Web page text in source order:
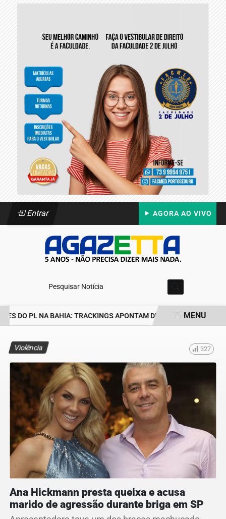
Entrar AGORA AO VIVO
Pesquisar Notícia
DO PL NA BAHIA: TRACKINGS APONTAM DRA. RAISSA SOARES E
MENU
Violência 327
Ana Hickmann presta queixa e acusa
marido de agressão durante briga em SP